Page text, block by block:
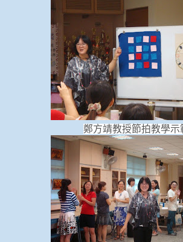
鄭方靖教授節拍教學示